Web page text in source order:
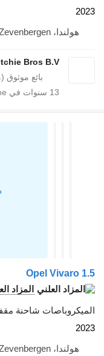
هولندا، Zevenbergen
Ritchie Bros B.V.
سنوات في Autoline
Opel Vivaro
المزاد العلني
شاحنة مقفلة
هولندا، Zevenbergen